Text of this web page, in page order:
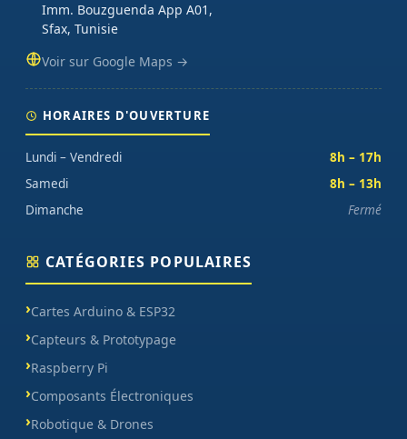
Imm. Bouzguenda App A01,
Sfax, Tunisie
Voir sur Google Maps →
HORAIRES D'OUVERTURE
Lundi – Vendredi
8h – 17h
Samedi
8h – 13h
Dimanche
Fermé
CATÉGORIES POPULAIRES
Cartes Arduino & ESP32
Capteurs & Prototypage
Raspberry Pi
Composants Électroniques
Robotique & Drones